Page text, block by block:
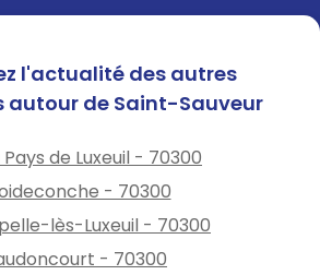
couvrir en cas de
(le professionnel
fournir une
à votre assureur).
l'actualité des autres
autour de Saint-Sauveur
Pays de Luxeuil - 70300
- 70300
lès-Luxeuil - 70300
- 70300